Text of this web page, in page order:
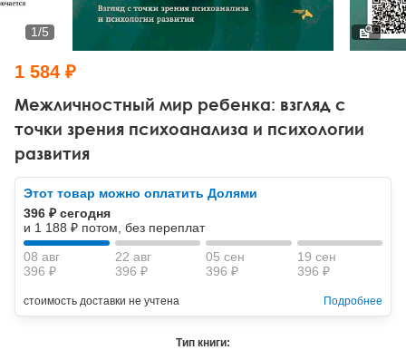
Тревожные расстройства, панические атаки
Психодрама
Другие направления психотерапии
Классический, эриксоновский гипноз и НЛП
НЛП
Психология труда и эргономика
Социальная психология
Социальная и организационная психология
Классический и юнгианский психоанализ
Межличностный мир ребенка: взгляд с
точки зрения психоанализа и психологии
развития
1/5
1 584 ₽
Этот товар можно оплатить Долями
396 ₽ сегодня
и 1 188 ₽ потом, без переплат
08 авг
396 ₽
22 авг
396 ₽
05 сен
396 ₽
19 сен
396 ₽
стоимость доставки не учтена Подробнее
Тип книги: